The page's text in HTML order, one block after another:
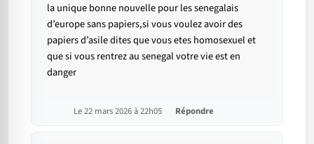
la unique bonne nouvelle pour les senegalais
d’europe sans papiers,si vous voulez avoir des
papiers d’asile dites que vous etes homosexuel et
que si vous rentrez au senegal votre vie est en
danger
Le 22 mars 2026 à 22h05 Répondre